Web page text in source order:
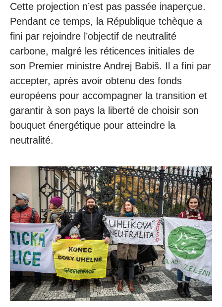
Cette projection n’est pas passée inaperçue.
Pendant ce temps, la République tchèque a
fini par rejoindre l’objectif de neutralité
carbone, malgré les réticences initiales de
son Premier ministre Andrej Babiš. Il a fini par
accepter, après avoir obtenu des fonds
européens pour accompagner la transition et
garantir à son pays la liberté de choisir son
bouquet énergétique pour atteindre la
neutralité.